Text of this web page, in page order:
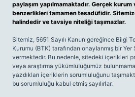
paylaşım yapılmamaktadır. Gerçek
benzerlikleri tamamen tesadüfidir.
halindedir ve tavsiye niteliği taşımazlar.
Sitemiz, 5651 Sayılı Kanun gereğince Bilgi
Kurumu (BTK) tarafından onaylanmış bir
vermektedir. Bu nedenle, sitedeki içerikleri
veya araştırma yükümlülüğümüz
yazdıkları içeriklerin sorumluluğunu
bu sorumluluğu kabul etmiş sayılırlar.